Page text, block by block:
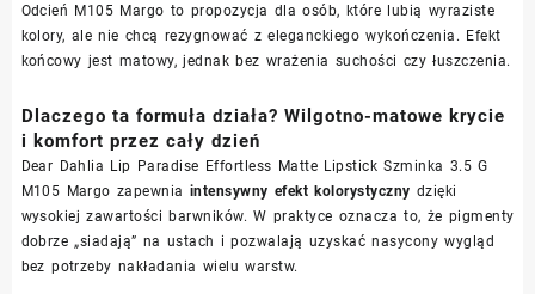
Odcień M105 Margo to propozycja dla osób, które lubią wyraziste
kolory, ale nie chcą rezygnować z eleganckiego wykończenia. Efekt
końcowy jest matowy, jednak bez wrażenia suchości czy łuszczenia.
Dlaczego ta formuła działa? Wilgotno-matowe krycie
i komfort przez cały dzień
Dear Dahlia Lip Paradise Effortless Matte Lipstick Szminka 3.5 G
M105 Margo zapewnia intensywny efekt kolorystyczny dzięki
wysokiej zawartości barwników. W praktyce oznacza to, że pigmenty
dobrze „siadają” na ustach i pozwalają uzyskać nasycony wygląd
bez potrzeby nakładania wielu warstw.